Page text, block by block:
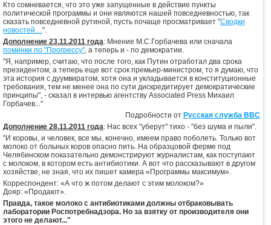
Кто сомневается, что это уже запущенные в действие пункты
политической программы и они являются нашей повседневностью, так
сказать повседневной рутиной, пусть почаще просматривает "Сводки
новостей…".
Дополнение 23.11.2011 года: Мнение М.С.Горбачева или сначала
поминки по "Прогрессу", а теперь и - по демократии.
"Я, например, считаю, что после того, как Путин отработал два срока
президентом, а теперь еще вот срок премьер-министром, то я думаю, что
эта история с дуумвиратом, хотя она и укладывается в конституционные
требования, тем не менее она по сути дискредитирует демократические
принципы", - сказал в интервью агентству Associated Press Михаил
Горбачев..."
Подробности от Русская служба BBC
Дополнение 28.11.2011 года: Нас всех "уберут" тихо - "без шума и пыли".
"И коровы, и человек, все мы, конечно, имеем право поболеть. Только вот
молоко от больных коров опасно пить. На образцовой ферме под
Челябинском показательно демонстрируют журналистам, как поступают
с молоком, в котором есть антибиотики. А вот что рассказывают в другом
хозяйстве, не зная, что их пишет камера «Программы максимум».
Корреспондент: «А что ж потом делают с этим молоком?»
Дояр: «Продают».
Правда, такое молоко с антибиотиками должны отбраковывать
лаборатории Роспотребнадзора. Но за взятку от производителя они
этого не делают..."